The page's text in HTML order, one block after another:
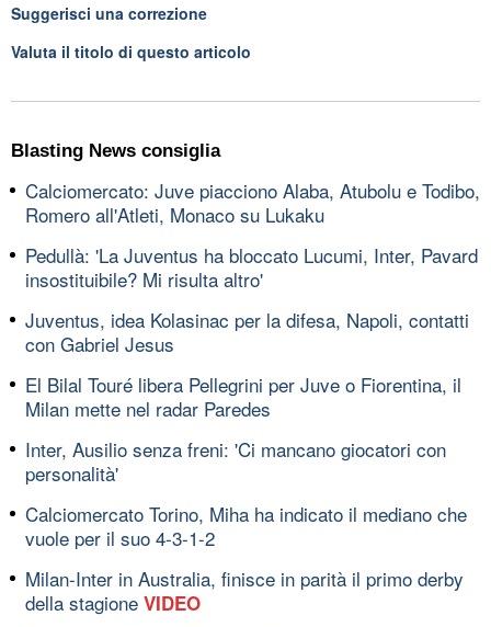
Suggerisci una correzione
Valuta il titolo di questo articolo
Blasting News consiglia
Calciomercato: Juve piacciono Alaba, Atubolu e Todibo,
Romero all'Atleti, Monaco su Lukaku
Pedullà: 'La Juventus ha bloccato Lucumi, Inter, Pavard
insostituibile? Mi risulta altro'
Juventus, idea Kolasinac per la difesa, Napoli, contatti
con Gabriel Jesus
El Bilal Touré libera Pellegrini per Juve o Fiorentina, il
Milan mette nel radar Paredes
Inter, Ausilio senza freni: 'Ci mancano giocatori con
personalità'
Calciomercato Torino, Miha ha indicato il mediano che
vuole per il suo 4-3-1-2
Milan-Inter in Australia, finisce in parità il primo derby
della stagione VIDEO